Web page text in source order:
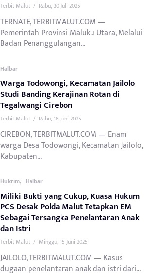
Terbit Malut / Rabu, 30 Juli 2025
TERNATE, TERBITMALUT.COM —
Pemerintah Provinsi Maluku Utara, Melalui
Badan Penanggulangan...
Halbar
Warga Todowongi, Kecamatan Jailolo
Studi Banding Kerajinan Rotan di
Tegalwangi Cirebon
Terbit Malut / Rabu, 18 Juni 2025
CIREBON, TERBITMALUT.COM — Enam
warga Desa Todowongi, Kecamatan Jailolo,
Kabupaten...
Hukrim, Halbar
Miliki Bukti yang Cukup, Kuasa Hukum
PCS Desak Polda Malut Tetapkan EM
Sebagai Tersangka Penelantaran Anak
dan Istri
Terbit Malut / Minggu, 15 Juni 2025
JAILOLO, TERBITMALUT.COM — Kasus
dugaan penelantaran anak dan istri dari...